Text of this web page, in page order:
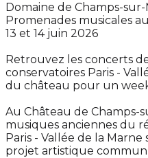
Domaine de Champs-
Promenades musicales
13 et 14 juin 2026
Retrouvez les concerts
conservatoires Paris -
du château pour un
Au Château de Champs-
musiques anciennes du
Paris - Vallée de la
projet artistique